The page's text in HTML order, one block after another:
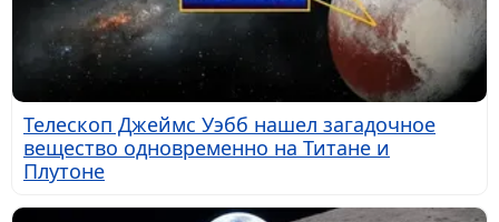
Телескоп Джеймс Уэбб нашел загадочное
вещество одновременно на Титане и
Плутоне